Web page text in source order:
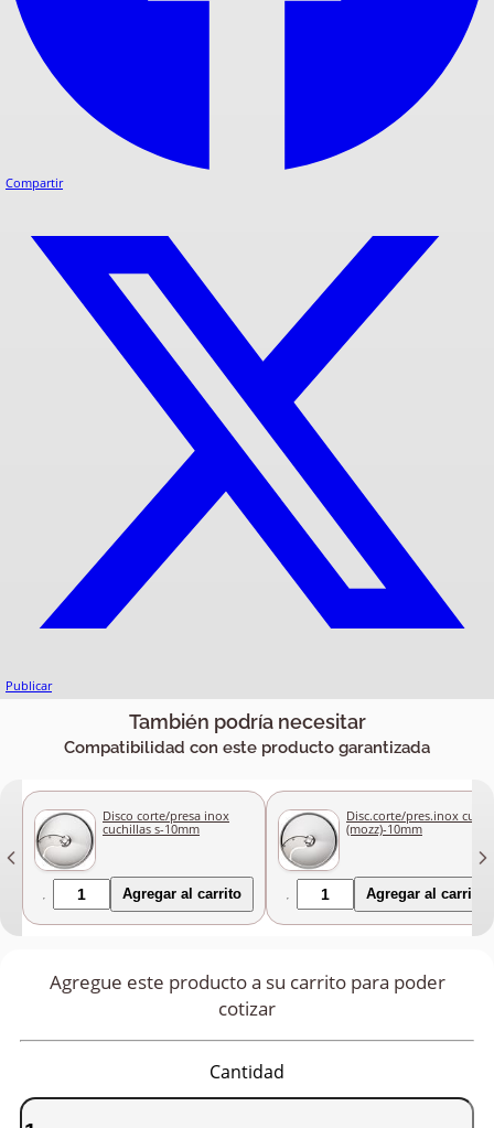
Compartir
Publicar
También podría necesitar
Compatibilidad con este producto garantizada
Disco corte/presa inox
cuchillas s-10mm
Agregar al carrito
Disc.corte/pres.inox
(mozz)-10mm
Agregar al carrito
Agregue este producto a su carrito para poder
cotizar
Cantidad